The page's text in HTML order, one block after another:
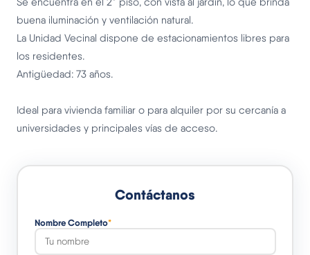
buena iluminación y ventilación natural.
La Unidad Vecinal dispone de estacionamientos libres para
los residentes.
Antigüedad: 73 años.
Ideal para vivienda familiar o para alquiler por su cercanía a
universidades y principales vías de acceso.
Contáctanos
Nombre Completo*